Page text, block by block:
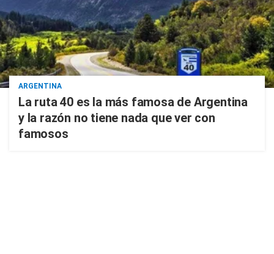
ARGENTINA
La ruta 40 es la más famosa de Argentina
y la razón no tiene nada que ver con
famosos